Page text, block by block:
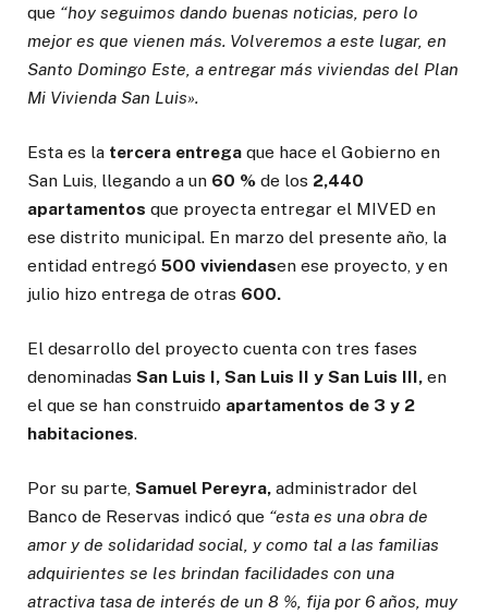
que “hoy seguimos dando buenas noticias, pero lo
mejor es que vienen más. Volveremos a este lugar, en
Santo Domingo Este, a entregar más viviendas del Plan
Mi Vivienda San Luis».
Esta es la tercera entrega que hace el Gobierno en
San Luis, llegando a un 60 % de los 2,440
apartamentos que proyecta entregar el MIVED en
ese distrito municipal. En marzo del presente año, la
entidad entregó 500 viviendasen ese proyecto, y en
julio hizo entrega de otras 600.
El desarrollo del proyecto cuenta con tres fases
denominadas San Luis I, San Luis II y San Luis III, en
el que se han construido apartamentos de 3 y 2
habitaciones.
Por su parte, Samuel Pereyra, administrador del
Banco de Reservas indicó que “esta es una obra de
amor y de solidaridad social, y como tal a las familias
adquirientes se les brindan facilidades con una
atractiva tasa de interés de un 8 %, fija por 6 años, muy